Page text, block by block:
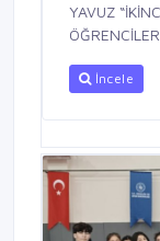
YAVUZ
İncele